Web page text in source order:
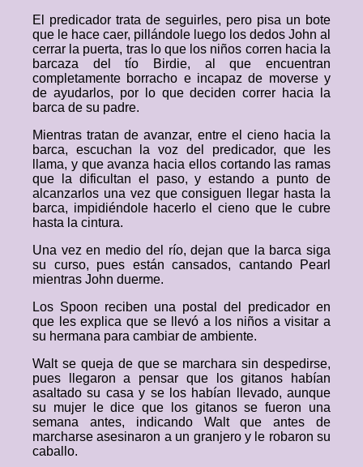
El predicador trata de seguirles, pero pisa un bote
que le hace caer, pillándole luego los dedos John al
cerrar la puerta, tras lo que los niños corren hacia la
barcaza del tío Birdie, al que encuentran
completamente borracho e incapaz de moverse y
de ayudarlos, por lo que deciden correr hacia la
barca de su padre.
Mientras tratan de avanzar, entre el cieno hacia la
barca, escuchan la voz del predicador, que les
llama, y que avanza hacia ellos cortando las ramas
que la dificultan el paso, y estando a punto de
alcanzarlos una vez que consiguen llegar hasta la
barca, impidiéndole hacerlo el cieno que le cubre
hasta la cintura.
Una vez en medio del río, dejan que la barca siga
su curso, pues están cansados, cantando Pearl
mientras John duerme.
Los Spoon reciben una postal del predicador en
que les explica que se llevó a los niños a visitar a
su hermana para cambiar de ambiente.
Walt se queja de que se marchara sin despedirse,
pues llegaron a pensar que los gitanos habían
asaltado su casa y se los habían llevado, aunque
su mujer le dice que los gitanos se fueron una
semana antes, indicando Walt que antes de
marcharse asesinaron a un granjero y le robaron su
caballo.